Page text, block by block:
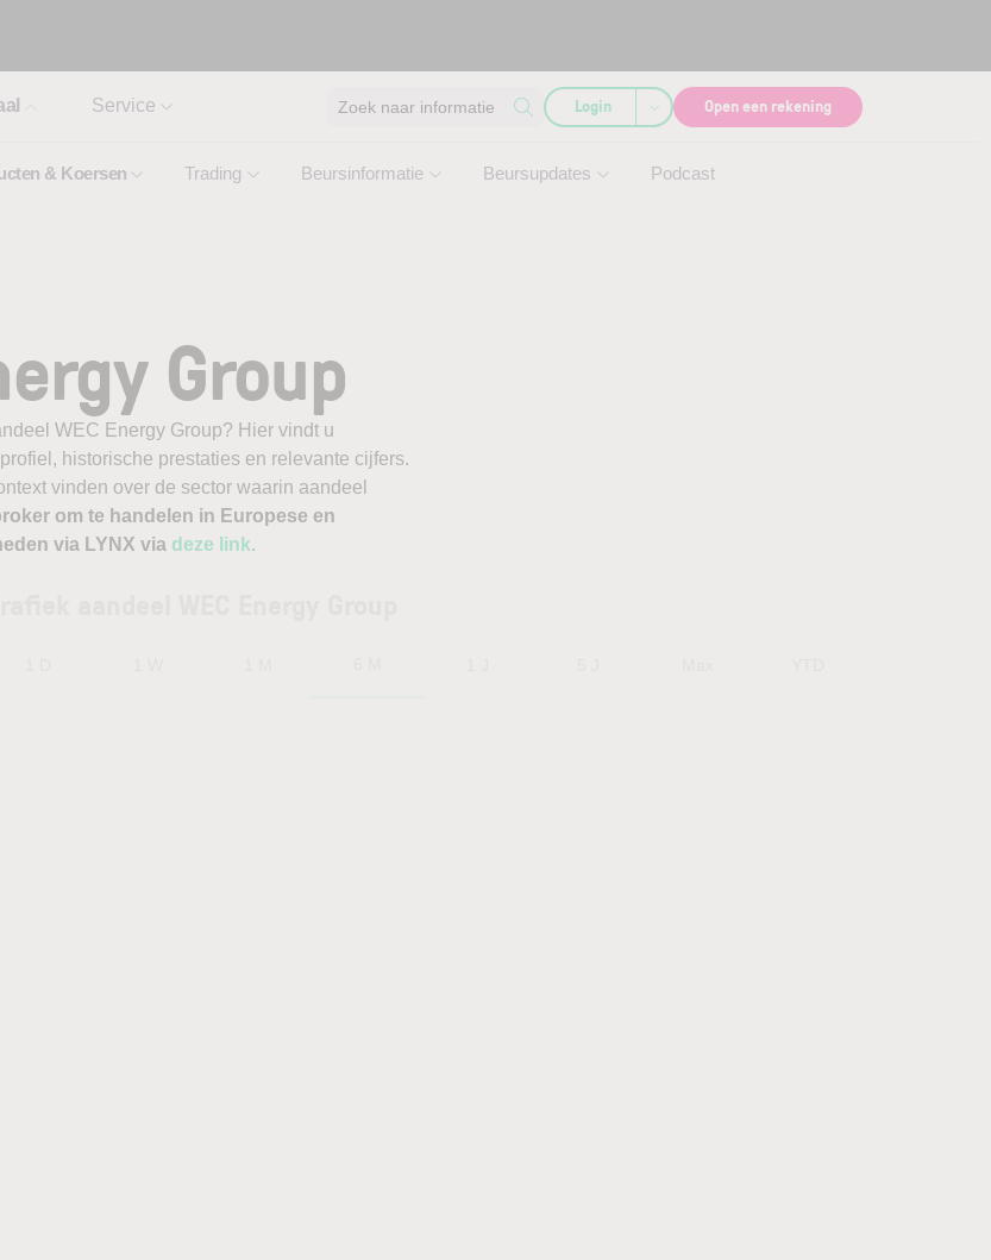
& Koersen Trading Beursinformatie Beursupdates Podcast
Service Zoek naar informatie Login Open een rekening
Group
WEC Energy Group? Hier vindt u
historische prestaties en relevante cijfers.
vinden over de sector waarin aandeel
om te handelen in Europese en
via LYNX via deze link.